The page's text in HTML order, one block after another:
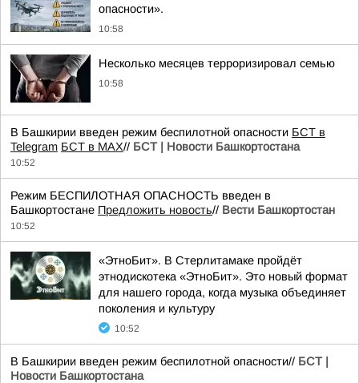
опасности».
10:58
Несколько месяцев терроризировал семью
10:58
В Башкирии введен режим беспилотной опасности БСТ в
Telegram БСТ в МАХ// БСТ | Новости Башкортостана
10:52
Режим БЕСПИЛОТНАЯ ОПАСНОСТЬ введен в
Башкортостане Предложить новость// Вести Башкортостан
10:52
«ЭтноБит». В Стерлитамаке пройдёт
этнодискотека «ЭтноБит». Это новый формат
для нашего города, когда музыка объединяет
поколения и культуру
10:52
В Башкирии введен режим беспилотной опасности// БСТ |
Новости Башкортостана